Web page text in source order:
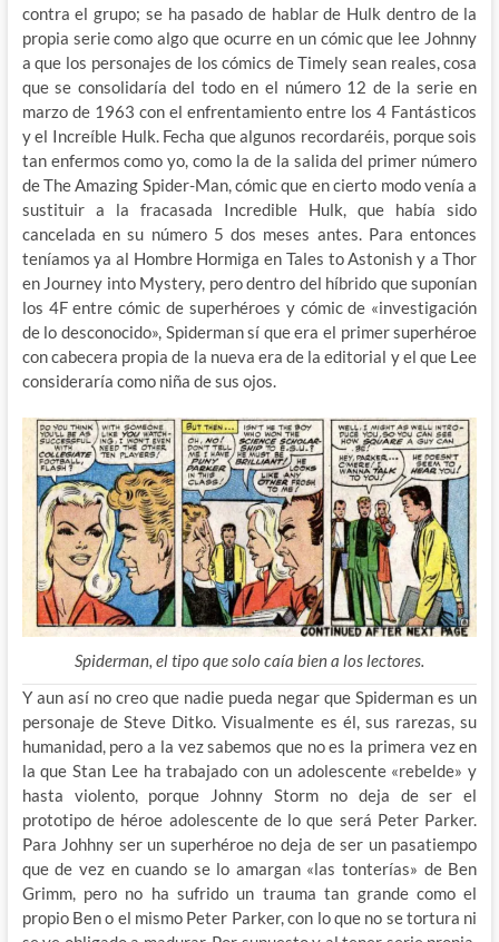
contra el grupo; se ha pasado de hablar de Hulk dentro de la
propia serie como algo que ocurre en un cómic que lee Johnny
a que los personajes de los cómics de Timely sean reales, cosa
que se consolidaría del todo en el número 12 de la serie en
marzo de 1963 con el enfrentamiento entre los 4 Fantásticos
y el Increíble Hulk. Fecha que algunos recordaréis, porque sois
tan enfermos como yo, como la de la salida del primer número
de The Amazing Spider-Man, cómic que en cierto modo venía a
sustituir a la fracasada Incredible Hulk, que había sido
cancelada en su número 5 dos meses antes. Para entonces
teníamos ya al Hombre Hormiga en Tales to Astonish y a Thor
en Journey into Mystery, pero dentro del híbrido que suponían
los 4F entre cómic de superhéroes y cómic de «investigación
de lo desconocido», Spiderman sí que era el primer superhéroe
con cabecera propia de la nueva era de la editorial y el que Lee
consideraría como niña de sus ojos.
Spiderman, el tipo que solo caía bien a los lectores.
Y aun así no creo que nadie pueda negar que Spiderman es un
personaje de Steve Ditko. Visualmente es él, sus rarezas, su
humanidad, pero a la vez sabemos que no es la primera vez en
la que Stan Lee ha trabajado con un adolescente «rebelde» y
hasta violento, porque Johnny Storm no deja de ser el
prototipo de héroe adolescente de lo que será Peter Parker.
Para Johhny ser un superhéroe no deja de ser un pasatiempo
que de vez en cuando se lo amargan «las tonterías» de Ben
Grimm, pero no ha sufrido un trauma tan grande como el
propio Ben o el mismo Peter Parker, con lo que no se tortura ni